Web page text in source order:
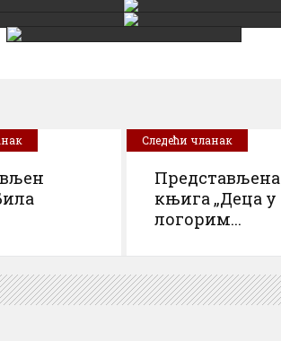
Следећи чланак
Представљена
књига „Деца у
логорим...